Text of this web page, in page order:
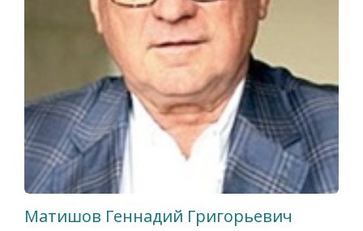
Матишов Геннадий Григорьевич